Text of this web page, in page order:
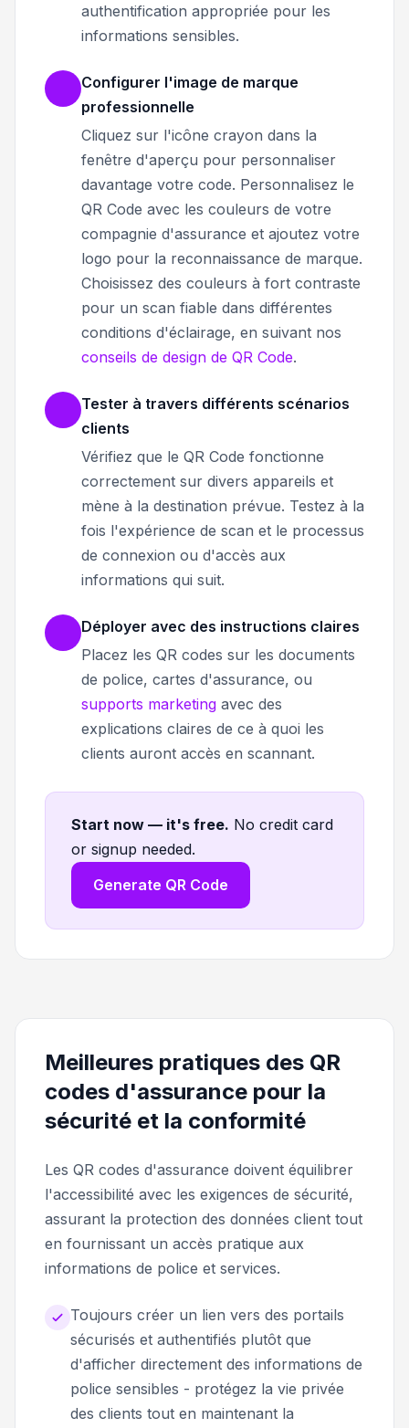
authentification appropriée pour les
informations sensibles.
Configurer l'image de marque
professionnelle
Cliquez sur l'icône crayon dans la
fenêtre d'aperçu pour personnaliser
davantage votre code. Personnalisez le
QR Code avec les couleurs de votre
compagnie d'assurance et ajoutez votre
logo pour la reconnaissance de marque.
Choisissez des couleurs à fort contraste
pour un scan fiable dans différentes
conditions d'éclairage, en suivant nos
conseils de design de QR Code.
Tester à travers différents scénarios
clients
Vérifiez que le QR Code fonctionne
correctement sur divers appareils et
mène à la destination prévue. Testez à la
fois l'expérience de scan et le processus
de connexion ou d'accès aux
informations qui suit.
Déployer avec des instructions claires
Placez les QR codes sur les documents
de police, cartes d'assurance, ou
supports marketing avec des
explications claires de ce à quoi les
clients auront accès en scannant.
Start now — it's free. No credit card
or signup needed.
Generate QR Code
Meilleures pratiques des QR
codes d'assurance pour la
sécurité et la conformité
Les QR codes d'assurance doivent équilibrer
l'accessibilité avec les exigences de sécurité,
assurant la protection des données client tout
en fournissant un accès pratique aux
informations de police et services.
Toujours créer un lien vers des portails
sécurisés et authentifiés plutôt que
d'afficher directement des informations de
police sensibles - protégez la vie privée
des clients tout en maintenant la